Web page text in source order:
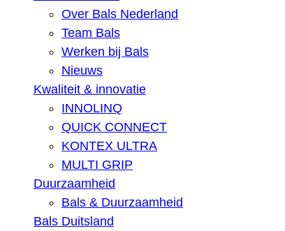
Over Bals Nederland
Team Bals
Werken bij Bals
Nieuws
Kwaliteit & innovatie
INNOLINQ
QUICK CONNECT
KONTEX ULTRA
MULTI GRIP
Duurzaamheid
Bals & Duurzaamheid
Bals Duitsland